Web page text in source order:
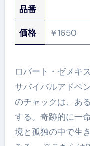
品番
価格 ￥1650
ロバート・ゼメキ
サバイバルアドベ
のチャックは、あ
する。奇跡的に一
境と孤独の中で生